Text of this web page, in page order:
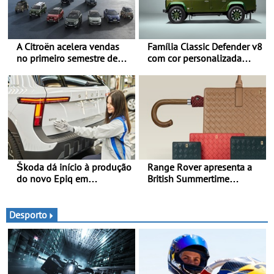
A Citroën acelera vendas
no primeiro semestre de
renovada, uma dinâmica
confirmada
Família Classic Defender v8
com cor personalizada
Škoda dá início à produção
do novo Epiq em
Range Rover apresenta a
British Summertime
rituais e momentos
culturais da época de verão
britânica
Desporto